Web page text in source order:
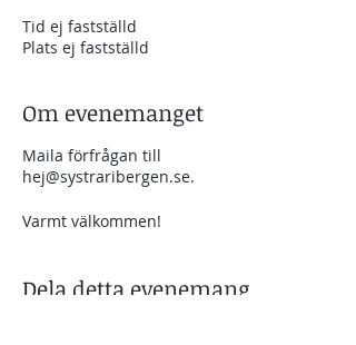
Tid ej fastställd
Plats ej fastställd
Om evenemanget
Maila förfrågan till
hej@systraribergen.se.
Varmt välkommen!
Dela detta evenemang